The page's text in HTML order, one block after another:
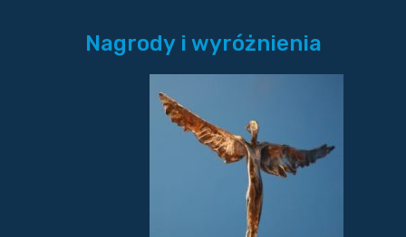
Nagrody i wyróżnienia